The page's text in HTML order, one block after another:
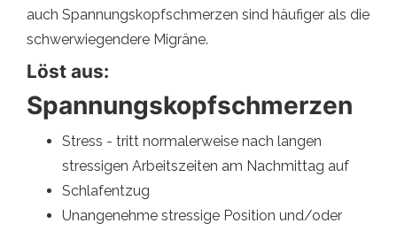
auch Spannungskopfschmerzen sind häufiger als die
schwerwiegendere Migräne.
Löst aus:
Spannungskopfschmerzen
Stress - tritt normalerweise nach langen
stressigen Arbeitszeiten am Nachmittag auf
Schlafentzug
Unangenehme stressige Position und/oder